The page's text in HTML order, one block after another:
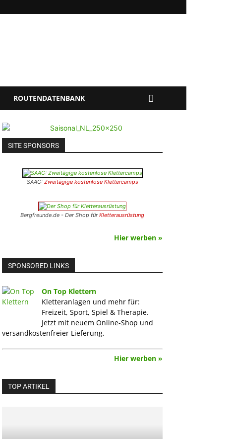
ROUTENDATENBANK
Jansegg Kandersteg Lauterbrunnen Magic Wood
SITE SPONSORS
SAAC: Zweitägige kostenlose Klettercamps
Bergfreunde.de - Der Shop fürKletterausrüstung
Hier werben »
SPONSORED LINKS
On Top Klettern
Kletteranlagen und mehr für:
Freizeit, Sport, Spiel & Therapie.
Jetzt mit neuem Online-Shop und
versandkostenfreier Lieferung.
Hier werben »
TOP ARTIKEL